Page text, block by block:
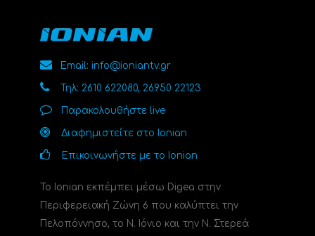
Email: info@ioniantv.gr
Τηλ: 2610 622080, 26950 22123
Παρακολουθήστε live
Διαφημιστείτε στο Ionian
Επικοινωνήστε με το Ionian
Το Ionian εκπέμπει μέσω Digea στην
Περιφερειακή Ζώνη 6 που καλύπτει την
Πελοπόννησο, το N. Ιόνιο και την Ν. Στερεά